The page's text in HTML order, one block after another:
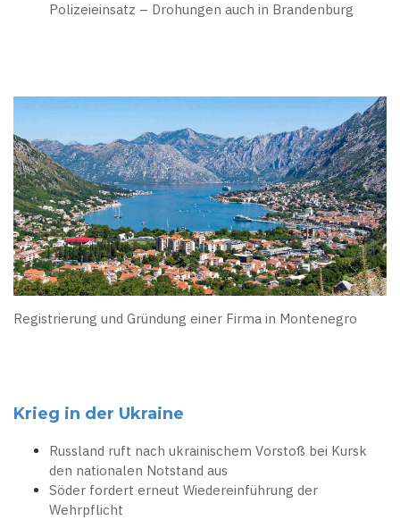
Polizeieinsatz – Drohungen auch in Brandenburg
Registrierung und Gründung einer Firma in Montenegro
Krieg in der Ukraine
Russland ruft nach ukrainischem Vorstoß bei Kursk
den nationalen Notstand aus
Söder fordert erneut Wiedereinführung der
Wehrpflicht